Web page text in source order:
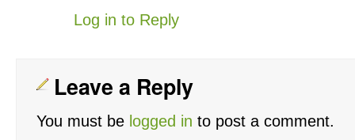
Log in to Reply
Leave a Reply
You must be logged in to post a comment.